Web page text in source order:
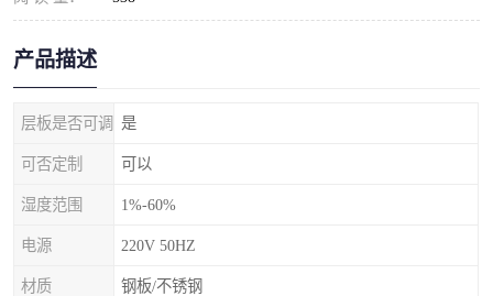
产品描述
层板是否可调 是
可否定制 可以
湿度范围 1%-60%
电源 220V 50HZ
材质 钢板/不锈钢